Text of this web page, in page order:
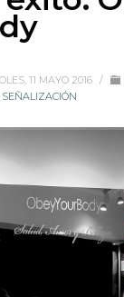
11 MAYO 2016 /